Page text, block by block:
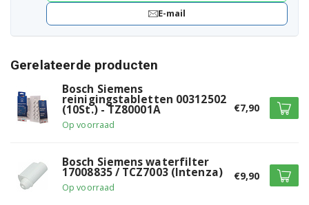
E-mail
Gerelateerde producten
Bosch Siemens
reinigingstabletten 00312502
(10St.) - TZ80001A
Op voorraad
€7,90
Bosch Siemens waterfilter
17008835 / TCZ7003 (Intenza)
Op voorraad
€9,90